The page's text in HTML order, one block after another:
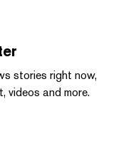
stories right now,
videos and more.